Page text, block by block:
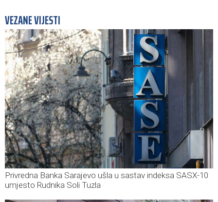
VEZANE VIJESTI
Privredna Banka Sarajevo ušla u sastav indeksa SASX-10
umjesto Rudnika Soli Tuzla